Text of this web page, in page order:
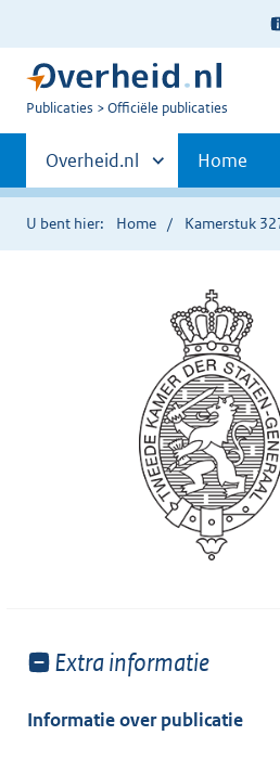
U
Publicaties Officiële publicaties
Primaire
navigatie
Andere
sites
binnen
Overheid.nl Home
U bent hier: Home Kamerstuk
Toon
van:
Extra informatie
Informatie over publicatie